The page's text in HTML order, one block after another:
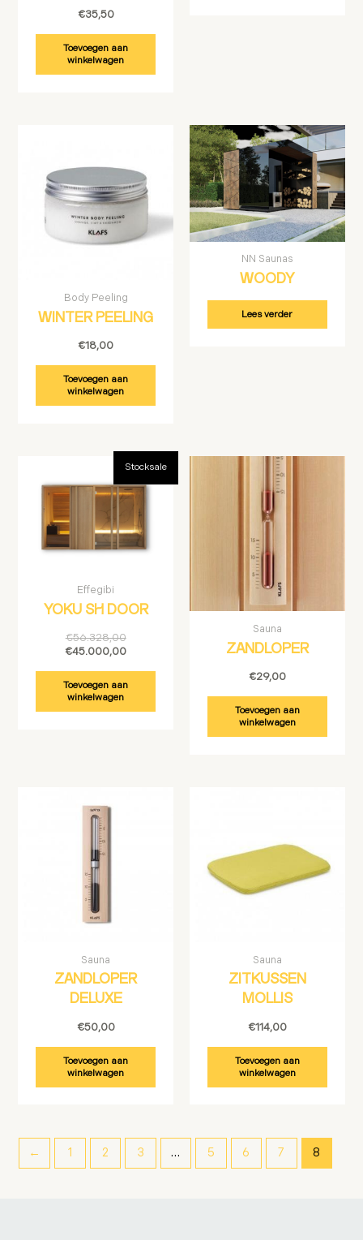
€35,50
Toevoegen aan
winkelwagen
Body Peeling
WINTER PEELING
€18,00
Toevoegen aan
winkelwagen
NN Saunas
WOODY
Lees verder
Stocksale
Effegibi
YOKU SH DOOR
€56.328,00
Oorspronkelijke
was:
€56.328,00.
€45.000,00
Huidige
is:
€45.000,00.
Toevoegen aan
winkelwagen
Sauna
ZANDLOPER
€29,00
Toevoegen aan
winkelwagen
Sauna
ZANDLOPER
DELUXE
€50,00
Toevoegen aan
winkelwagen
Sauna
ZITKUSSEN
MOLLIS
€114,00
Toevoegen aan
winkelwagen
← 1 2 3 … 5 6 7 8